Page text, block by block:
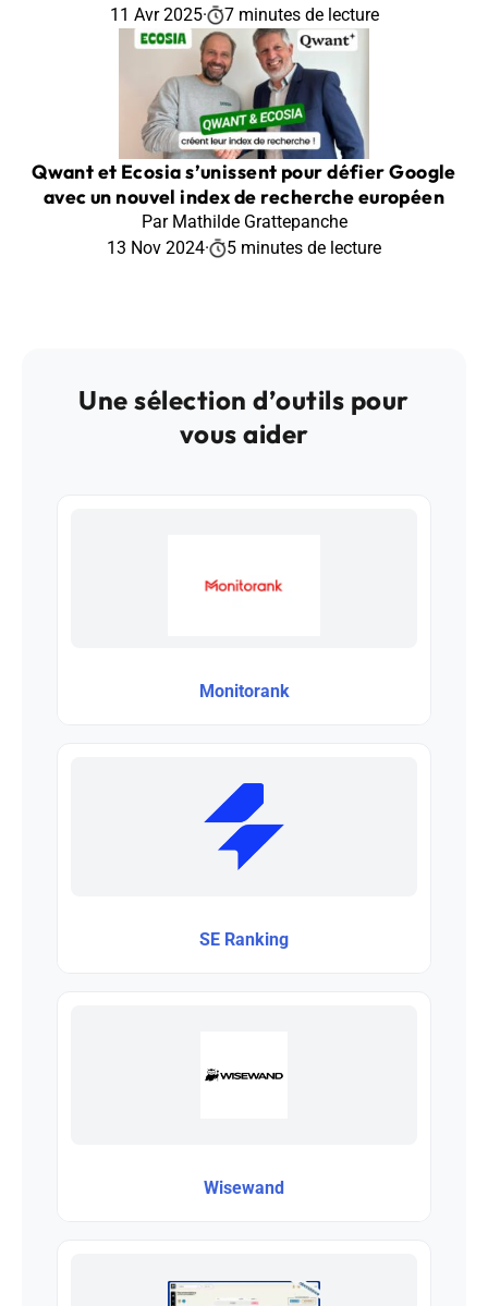
11 Avr 2025· 7 minutes de lecture
Qwant et Ecosia s’unissent pour défier Google
avec un nouvel index de recherche européen
Par Mathilde Grattepanche
13 Nov 2024· 5 minutes de lecture
Une sélection d’outils pour
vous aider
Monitorank
SE Ranking
Wisewand